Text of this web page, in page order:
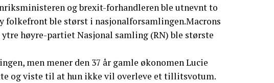
og brexit-forhandleren ble utnevnt to
folkefront ble størst i nasjonalforsamlingen.Macrons
høyre-partiet Nasjonal samling (RN) ble største
men mener den 37 år gamle økonomen Lucie
og viste til at hun ikke vil overleve et tillitsvotum.